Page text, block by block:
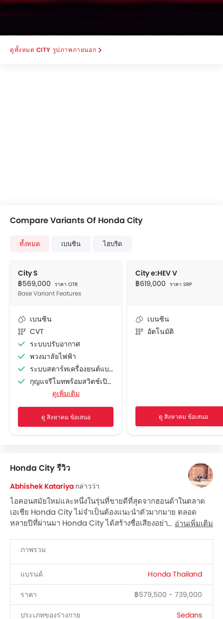
CITY รูปภาพภายนอก
Compare Variants Of Honda City
ทั้งหมด เบนซิน ไฮบริด
City S
฿569,000 ราคา OTR
Base Variant Features
เบนซิน
CVT
ระบบปรับอากาศ
พวงมาลัยไฟฟ้า
ระบบสตาร์ทเครื่องยนต์แบบอัจฉริยะ
กุญแจรีโมทพร้อมสวิตช์เปิดฝากระโปรงท้าย
ระบบนำทาง
เบาะนั่งปรับระดับได้
ระบบเครื่องเสียงวิทยุ FM/AM
ไฟเตือนระดับน้ำมันเชื้อเพลิงต่ำ
ที่วางแก้วน้ำด้านหน้า
แผงบังแดดพร้อมกระจกแต่งหน้า
ที่วางขวดน้ำ
ระบบควบคุมความเร็วอัตโนมัติ
สวิตช์ควบคุมเครื่องเสียงบนพวงมาลัย
ถุงลมฝั่งคนขับ
ถุงลมด้านข้างคู่หน้า
เสียงเตือนคาดเข็มขัดนิรภัย
ดูเพิ่มเติม
ดู สิงหาคม ข้อเสนอ
City e:HEV V
฿619,000 ราคา SRP
เบนซิน
อัตโนมัติ
ดู สิงหาคม ข้อเสนอ
Honda City รีวิว
Abhishek Katariya กล่าวว่า
ไอคอนสมัยใหม่และหนึ่งในรุ่นที่ขายดีที่สุดจากฮอนด้าในตลาด
เอเชีย Honda City ไม่จำเป็นต้องแนะนำตัวมากมาย ตลอด
หลายปีที่ผ่านมา Honda City ได้สร้างชื่อเสียงอย่างมั่นคงใน
ในปัจจุบัน Honda City อยู่ในรุ่นที่ห้าซึ่งมีให้เลือกทั้งหมดสี่รุ่น
ย่อย ได้แก่ S, V, SV และ RS โดยเครื่องยนต์เทอร์โบเบนซินมีให้
เลือกในทุกรุ่นย่อยของ City ส่วนรุ่น SV และ RS ยังมาพร้อมกับ
ด้วยเทคโนโลยี ตัวเลือกสีที่มีให้สำหรับ Honda City ได้แก่
Obsidian Blue, Ignite Red, Platinum White, Crystal
อ่านเพิ่มเติม
ภาพรวม
แบรนด์ Honda Thailand
ราคา ฿579,500 - 739,000
ประเภทของร่างกาย Sedans